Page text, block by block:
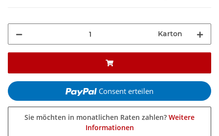
Karton
Consent erteilen
Sie möchten in monatlichen Raten zahlen? Weitere
Informationen